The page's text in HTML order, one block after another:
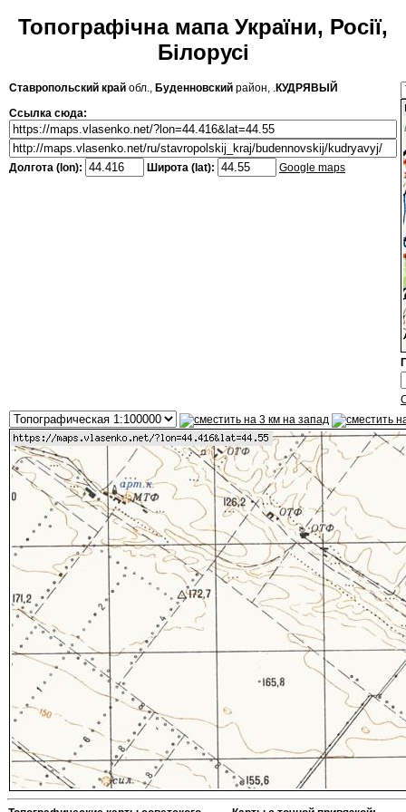
Топографічна мапа України, Росії,
Білорусі
Ставропольский край обл., Буденновский район, .КУДРЯВЫЙ
Ссылка сюда:
Долгота (lon): Широта (lat): Google maps